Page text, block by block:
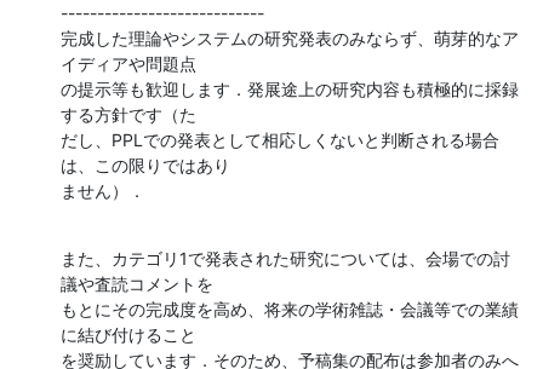
----------------------------
完成した理論やシステムの研究発表のみならず、萌芽的なア
イディアや問題点
の提示等も歓迎します．発展途上の研究内容も積極的に採録
する方針です（た
だし、PPLでの発表として相応しくないと判断される場合
は、この限りではあり
ません）．
また、カテゴリ1で発表された研究については、会場での討
議や査読コメントを
もとにその完成度を高め、将来の学術雑誌・会議等での業績
に結び付けること
を奨励しています．そのため、予稿集の配布は参加者のみへ